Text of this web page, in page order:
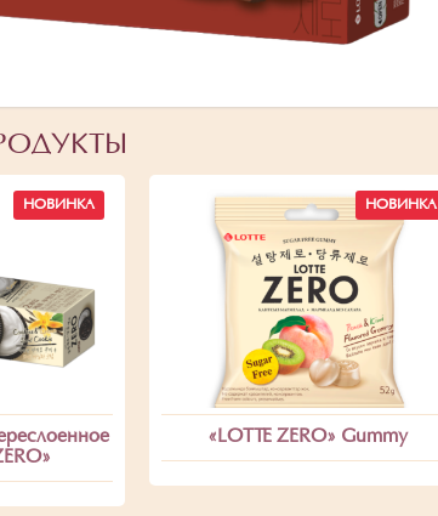
НОВИНКА НОВИНКА
«LOTTE ZERO» Gummy